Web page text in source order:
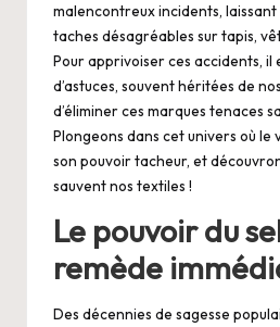
malencontreux incidents,
taches désagréables sur tapis,
Pour apprivoiser ces accidents, il
d’astuces, souvent héritées de
d’éliminer ces marques tenaces
Plongeons dans cet univers où
son pouvoir tacheur, et
sauvent nos textiles !
Le pouvoir du
remède
Des décennies de sagesse